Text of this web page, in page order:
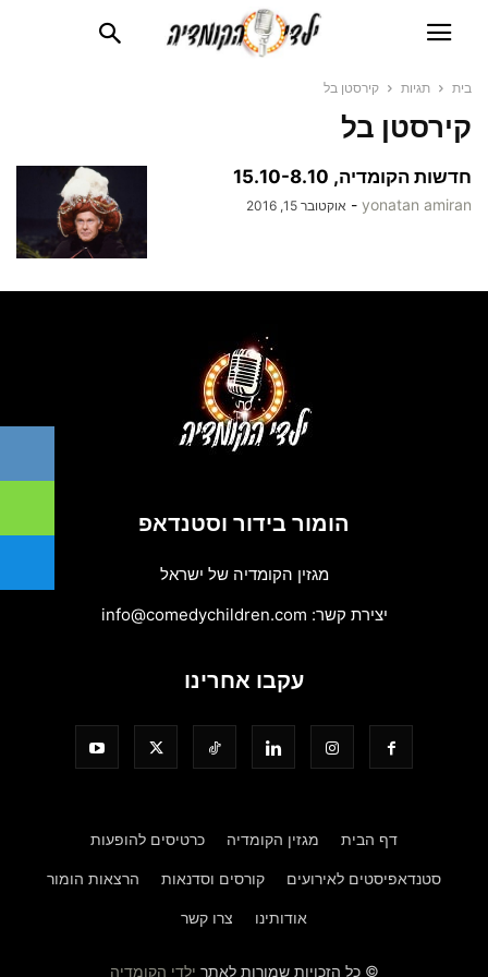
בית תגיות קירסטן בל
קירסטן בל
חדשות הקומדיה, 15.10-8.10
yonatan amiran
- אוקטובר 15, 2016
הומור בידור וסטנדאפ
מגזין הקומדיה של ישראל
יצירת קשר: info@comedychildren.com
עקבו אחרינו
דף הבית מגזין הקומדיה כרטיסים להופעות
סטנדאפיסטים לאירועים קורסים וסדנאות הרצאות הומור
אודותינו צרו קשר
© כל הזכויות שמורות לאתר ילדי הקומדיה